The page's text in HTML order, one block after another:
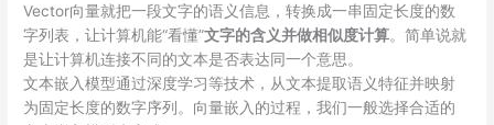
Vector向量就把一段文字的语义信息，转换成一串固定长度的数
字列表，让计算机能“看懂”文字的含义并做相似度计算。简单说就
是让计算机连接不同的文本是否表达同一个意思。
文本嵌入模型通过深度学习等技术，从文本提取语义特征并映射
为固定长度的数字序列。向量嵌入的过程，我们一般选择合适的